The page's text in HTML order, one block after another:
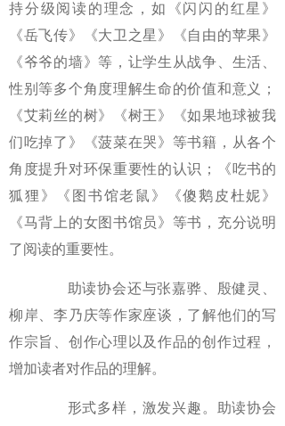
持分级阅读的理念，如《闪闪的红星》
《岳飞传》《大卫之星》《自由的苹果》
《爷爷的墙》等，让学生从战争、生活、
性别等多个角度理解生命的价值和意义；
《艾莉丝的树》《树王》《如果地球被我
们吃掉了》《菠菜在哭》等书籍，从各个
角度提升对环保重要性的认识；《吃书的
狐狸》《图书馆老鼠》《傻鹅皮杜妮》
《马背上的女图书馆员》等书，充分说明
了阅读的重要性。
助读协会还与张嘉骅、殷健灵、
柳岸、李乃庆等作家座谈，了解他们的写
作宗旨、创作心理以及作品的创作过程，
增加读者对作品的理解。
形式多样，激发兴趣。助读协会